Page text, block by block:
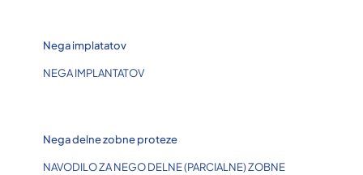
Nega implatatov
NEGA IMPLANTATOV
Nega delne zobne proteze
NAVODILO ZA NEGO DELNE (PARCIALNE) ZOBNE